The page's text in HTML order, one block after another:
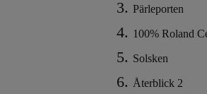
Pärleporten
100% Roland
Solsken
Återblick 2